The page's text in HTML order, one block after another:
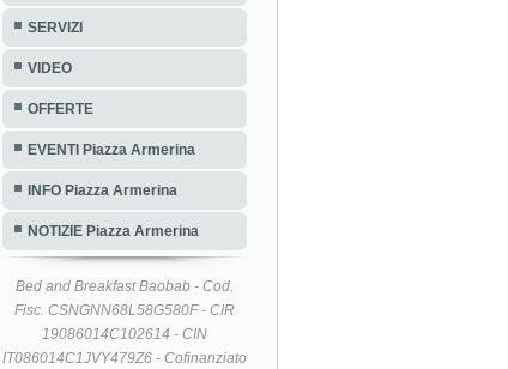
SERVIZI
VIDEO
OFFERTE
EVENTI Piazza Armerina
INFO Piazza Armerina
NOTIZIE Piazza Armerina
Bed and Breakfast Baobab - Cod.
Fisc. CSNGNN68L58G580F - CIR
19086014C102614 - CIN
IT086014C1JVY479Z6 - Cofinanziato